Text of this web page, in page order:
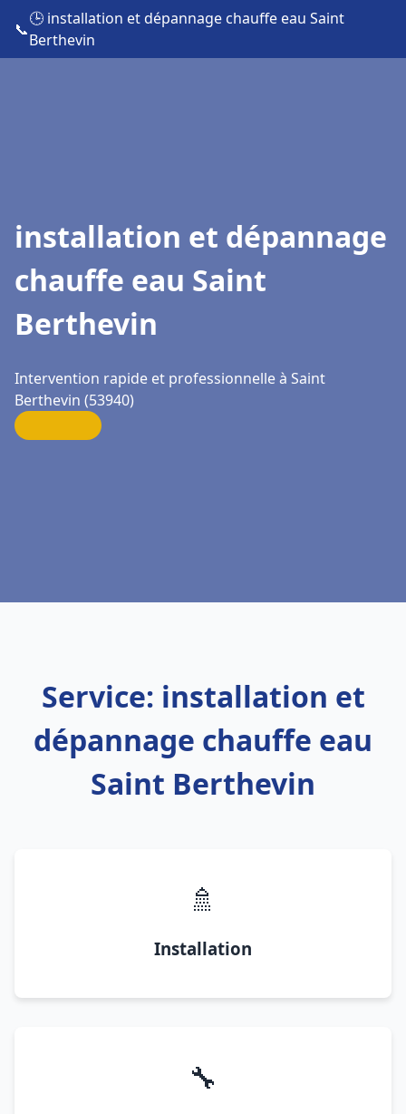
📞
🕒 installation et dépannage chauffe eau Saint
Berthevin
installation et dépannage
chauffe eau Saint
Berthevin
Intervention rapide et professionnelle à Saint
Berthevin (53940)
Service: installation et
dépannage chauffe eau
Saint Berthevin
🚿
Installation
🔧